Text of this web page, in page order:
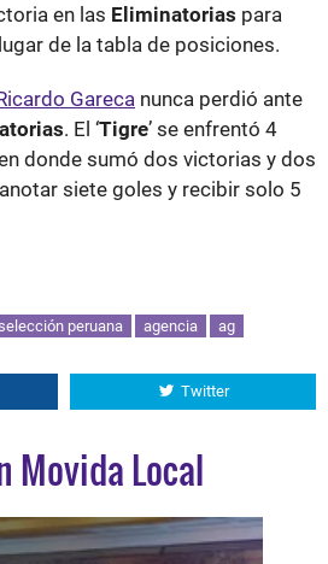
en las Eliminatorias para
de la tabla de posiciones.
Gareca nunca perdió ante
. El ‘Tigre’ se enfrentó 4
en donde sumó dos victorias y dos
siete goles y recibir solo 5
peruana agencia ag
Twitter
Movida Local